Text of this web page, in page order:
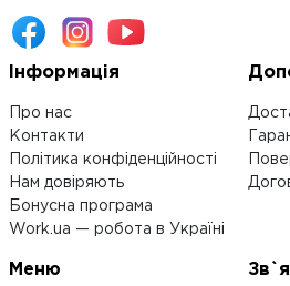
Інформація
Про нас
Контакти
Політика конфіденційності
Нам довіряють
Бонусна програма
Work.ua — робота в Україні
Меню